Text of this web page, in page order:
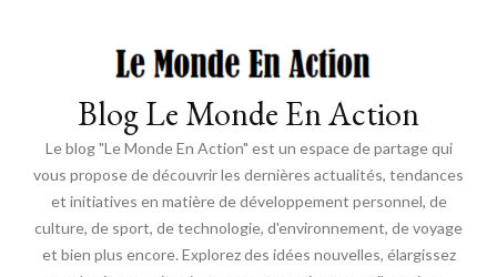
Blog Le Monde En Action
Le blog "Le Monde En Action" est un espace de partage qui
vous propose de découvrir les dernières actualités, tendances
et initiatives en matière de développement personnel, de
culture, de sport, de technologie, d'environnement, de voyage
et bien plus encore. Explorez des idées nouvelles, élargissez